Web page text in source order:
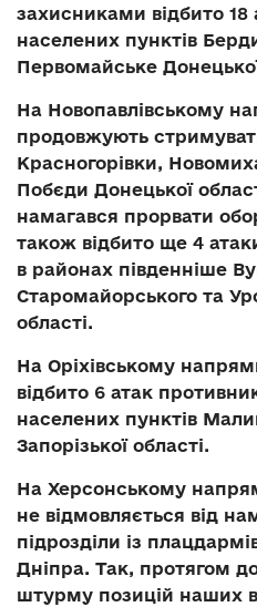
захисниками відбито 18
населених пунктів
Первомайське
На Новопавлівському
продовжують
Красногорівки,
Побєди Донецької
намагався прорвати
також відбито ще 4
в районах південніше
Старомайорського та
області.
На Оріхівському
відбито 6 атак
населених пунктів
Запорізької області.
На Херсонському
не відмовляється від
підрозділи із
Дніпра. Так, протягом
штурму позицій наших